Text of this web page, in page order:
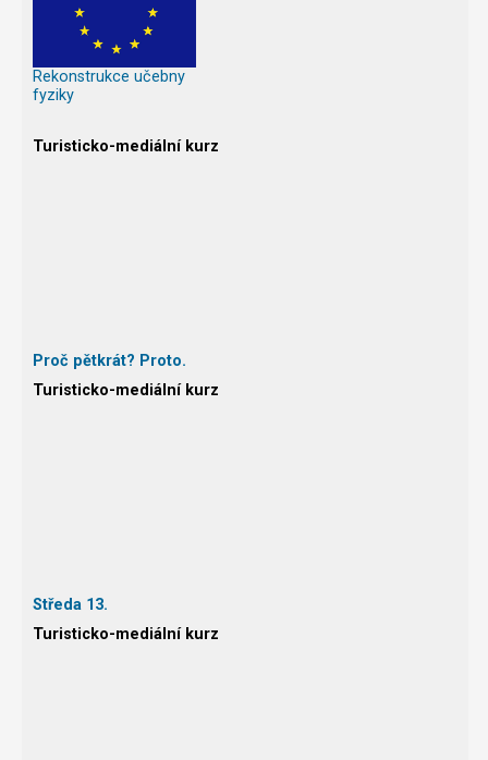
Rekonstrukce učebny
fyziky
Turisticko-mediální kurz
Proč pětkrát? Proto.
Turisticko-mediální kurz
Středa 13.
Turisticko-mediální kurz